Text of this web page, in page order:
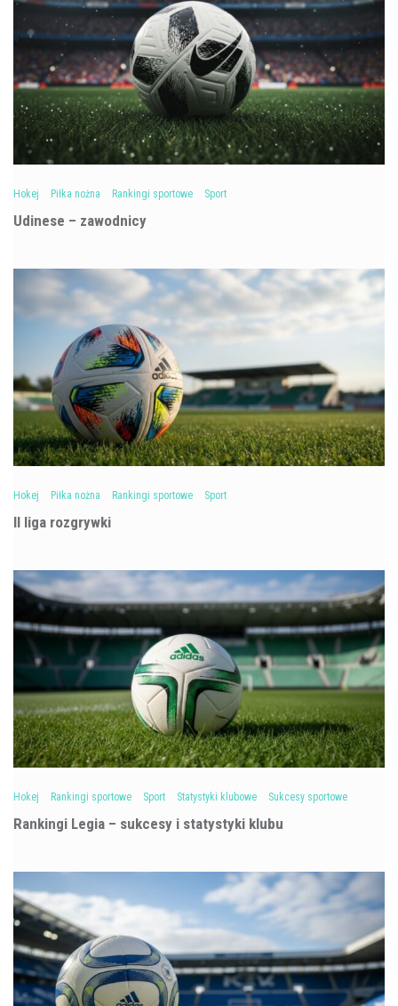
Hokej Piłka nożna Rankingi sportowe Sport
Udinese – zawodnicy
Hokej Piłka nożna Rankingi sportowe Sport
II liga rozgrywki
Hokej Rankingi sportowe Sport Statystyki klubowe Sukcesy sportowe
Rankingi Legia – sukcesy i statystyki klubu